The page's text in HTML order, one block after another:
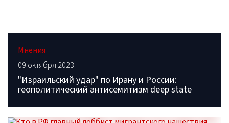
Мнения
09 октября 2023
"Израильский удар" по Ирану и России:
геополитический антисемитизм deep state